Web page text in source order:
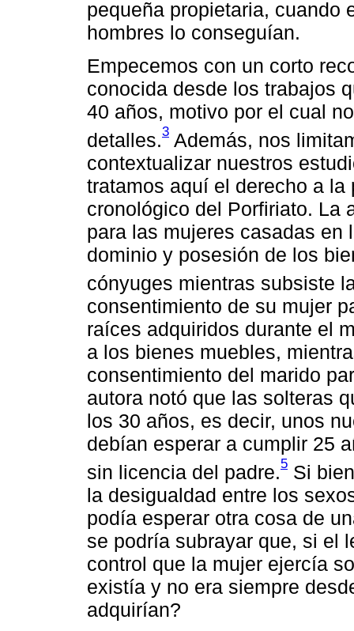
pequeña propietaria, cuando
hombres lo conseguían.
Empecemos con un corto
conocida desde los trabajos
40 años, motivo por el cual
detalles.3 Además, nos
contextualizar nuestros
tratamos aquí el derecho a
cronológico del Porfiriato. La
para las mujeres casadas en
dominio y posesión de los
cónyuges mientras subsiste
consentimiento de su mujer
raíces adquiridos durante el
a los bienes muebles,
consentimiento del marido
autora notó que las solteras
los 30 años, es decir, unos
debían esperar a cumplir 25
sin licencia del padre.5 Si
la desigualdad entre los
podía esperar otra cosa de
se podría subrayar que, si el
control que la mujer ejercía
existía y no era siempre
adquirían?